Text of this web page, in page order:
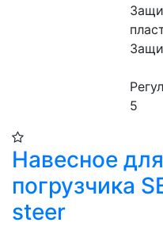
5
Навесное
погрузчика
steer